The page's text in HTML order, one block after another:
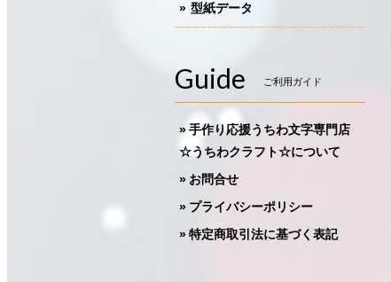
型紙データ
Guide ご利用ガイド
手作り応援うちわ文字専門店
☆うちわクラフト☆について
お問合せ
プライバシーポリシー
特定商取引法に基づく表記